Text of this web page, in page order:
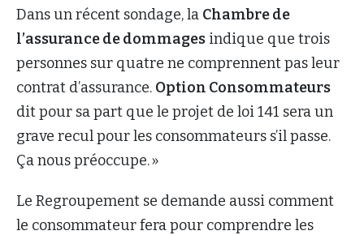
Dans un récent sondage, la Chambre de
l’assurance de dommages indique que trois
personnes sur quatre ne comprennent pas leur
contrat d’assurance. Option Consommateurs
dit pour sa part que le projet de loi 141 sera un
grave recul pour les consommateurs s’il passe.
Ça nous préoccupe. »
Le Regroupement se demande aussi comment
le consommateur fera pour comprendre les